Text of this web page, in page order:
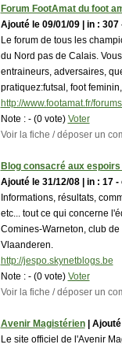
Forum FootAmat du foot
Ajouté le 09/01/09 | in : 307
Le forum de tous les
du Nord pas de Calais.
entraineurs, adversaires,
pratiquez:futsal, foot
http://www.footamat.fr/
Note : - (0 vote) Voter
Voir la fiche / déposer un
Blog consacré aux
Ajouté le 31/12/08 | in : 17 -
Informations, résultats,
etc... tout ce qui concerne
Comines-Warneton, club
Vlaanderen.
http://jespo.skynetblogs.be
Note : - (0 vote) Voter
Voir la fiche / déposer un
Avenir Magistérien| Ajouté
Le site officiel de l'Avenir